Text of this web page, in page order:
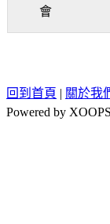
會
回到首頁 | 關於我
Powered by